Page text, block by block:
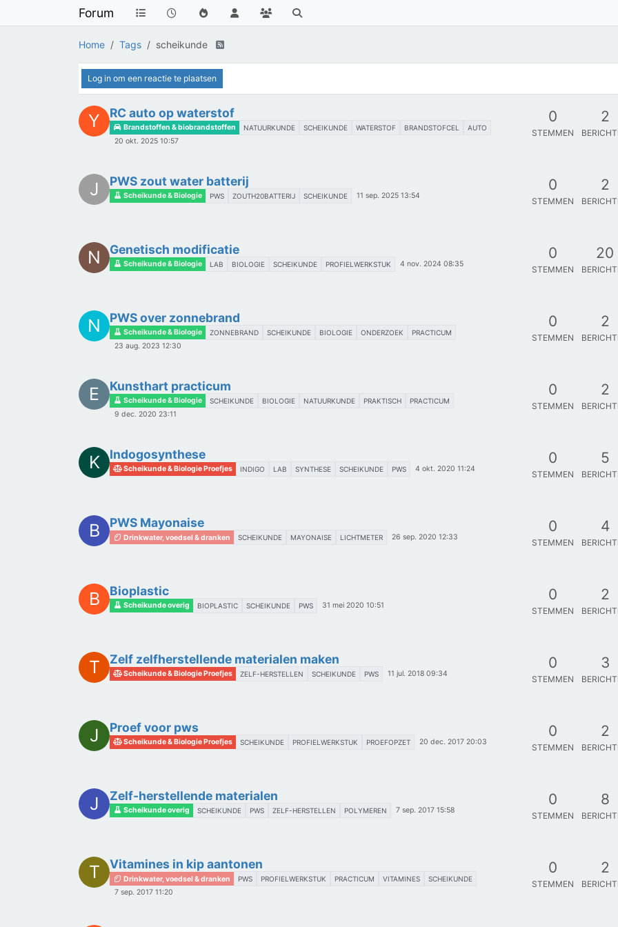
Forum
Home Tags scheikunde
Log in om een reactie te plaatsen
Y RC auto op waterstof
Brandstoffen & biobrandstoffen NATUURKUNDE SCHEIKUNDE WATERSTOF BRANDSTOFCEL AUTO
20 okt. 2025 10:57
0
STEMMEN
2
J PWS zout water batterij
Scheikunde & Biologie PWS ZOUTH20BATTERIJ SCHEIKUNDE 11 sep. 2025 13:54
0
STEMMEN
2
N Genetisch modificatie
Scheikunde & Biologie LAB BIOLOGIE SCHEIKUNDE PROFIELWERKSTUK 4 nov. 2024 08:35
0
STEMMEN
20
N PWS over zonnebrand
Scheikunde & Biologie ZONNEBRAND SCHEIKUNDE BIOLOGIE ONDERZOEK PRACTICUM
23 aug. 2023 12:30
0
STEMMEN
2
E Kunsthart practicum
Scheikunde & Biologie SCHEIKUNDE BIOLOGIE NATUURKUNDE PRAKTISCH PRACTICUM
9 dec. 2020 23:11
0
STEMMEN
2
K Indogosynthese
Scheikunde & Biologie Proefjes INDIGO LAB SYNTHESE SCHEIKUNDE PWS 4 okt. 2020 11:24
0
STEMMEN
5
B PWS Mayonaise
Drinkwater, voedsel & dranken SCHEIKUNDE MAYONAISE LICHTMETER 26 sep. 2020 12:33
0
STEMMEN
4
B Bioplastic
Scheikunde overig BIOPLASTIC SCHEIKUNDE PWS 31 mei 2020 10:51
0
STEMMEN
2
T Zelf zelfherstellende materialen maken
Scheikunde & Biologie Proefjes ZELF-HERSTELLEN SCHEIKUNDE PWS 11 jul. 2018 09:34
0
STEMMEN
3
J Proef voor pws
Scheikunde & Biologie Proefjes SCHEIKUNDE PROFIELWERKSTUK PROEFOPZET 20 dec. 2017 20:03
0
STEMMEN
2
J Zelf-herstellende materialen
Scheikunde overig SCHEIKUNDE PWS ZELF-HERSTELLEN POLYMEREN 7 sep. 2017 15:58
0
STEMMEN
8
T Vitamines in kip aantonen
Drinkwater, voedsel & dranken PWS PROFIELWERKSTUK PRACTICUM VITAMINES SCHEIKUNDE
7 sep. 2017 11:20
0
STEMMEN
2